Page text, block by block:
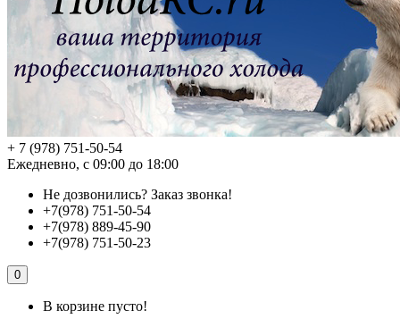
+ 7 (978) 751-50-54
Ежедневно, с 09:00 до 18:00
Не дозвонились? Заказ звонка!
+7(978) 751-50-54
+7(978) 889-45-90
+7(978) 751-50-23
0
В корзине пусто!